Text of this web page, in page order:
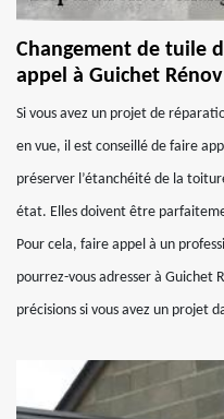
Changement de tuile
appel à Guichet
Si vous avez un projet de
en vue, il est conseillé de faire
préserver l’étanchéité de la
état. Elles doivent être
Pour cela, faire appel à un
pourrez-vous adresser à Guichet
précisions si vous avez un projet